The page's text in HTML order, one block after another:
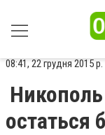
08:41, 22 грудня 2015 р.
остаться